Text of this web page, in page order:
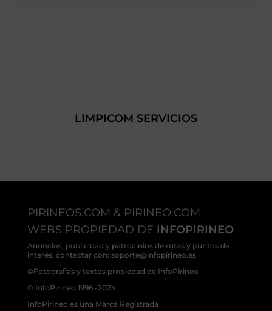
LIMPICOM SERVICIOS
PIRINEOS.COM & PIRINEO.COM
WEBS PROPIEDAD DE INFOPIRINEO
Anuncios, publicidad y patrocinios de rutas y puntos de
interés, contactar con: soporte@infopirineo.es
©Fotografías y textos propiedad de InfoPirineo
© InfoPirineo 1996 -2024
InfoPirineo es una Marca Registrada